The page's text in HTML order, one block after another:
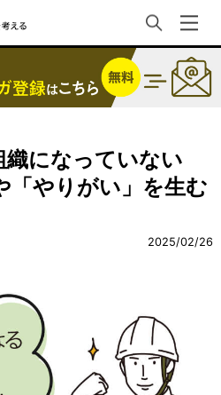
織になっていない
「やりがい」を生む
2025/02/26